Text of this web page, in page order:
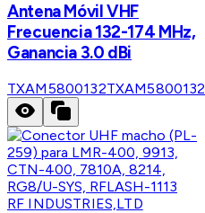
Antena Móvil VHF
Frecuencia 132-174 MHz,
Ganancia 3.0 dBi
TXAM5800132TXAM5800132
RF INDUSTRIES,LTD